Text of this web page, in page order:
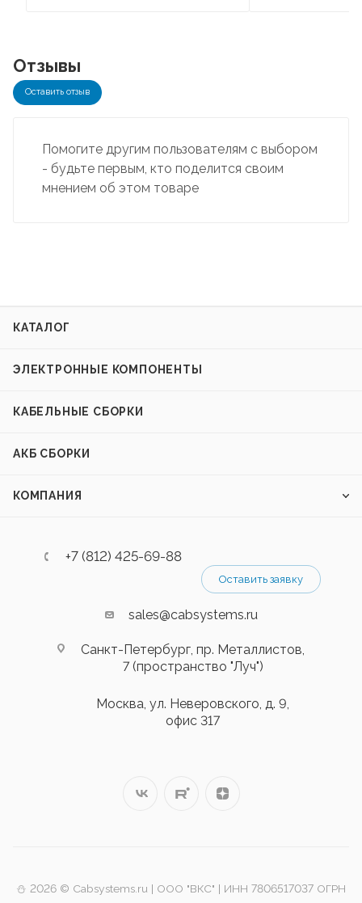
Отзывы
Оставить отзыв
Помогите другим пользователям с выбором
- будьте первым, кто поделится своим
мнением об этом товаре
КАТАЛОГ
ЭЛЕКТРОННЫЕ КОМПОНЕНТЫ
КАБЕЛЬНЫЕ СБОРКИ
АКБ СБОРКИ
КОМПАНИЯ
+7 (812) 425-69-88
Оставить заявку
sales@cabsystems.ru
Санкт-Петербург, пр. Металлистов,
7 (пространство "Луч")
Москва, ул. Неверовского, д. 9,
офис 317
⛄️ 2026 © Cabsystems.ru | ООО "ВКС" | ИНН 7806517037 ОГРН